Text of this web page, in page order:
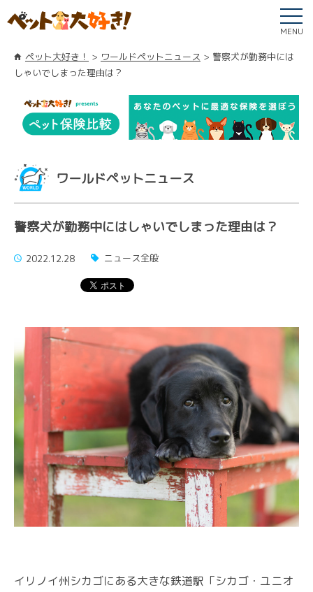
MENU
ペット大好き！ ワールドペットニュース
警察犬が勤務中には
しゃいでしまった理由は？
ワールドペットニュース
警察犬が勤務中にはしゃいでしまった理由は？
2022.12.28 ニュース全般
イリノイ州シカゴにある大きな鉄道駅「シカゴ・ユニオ